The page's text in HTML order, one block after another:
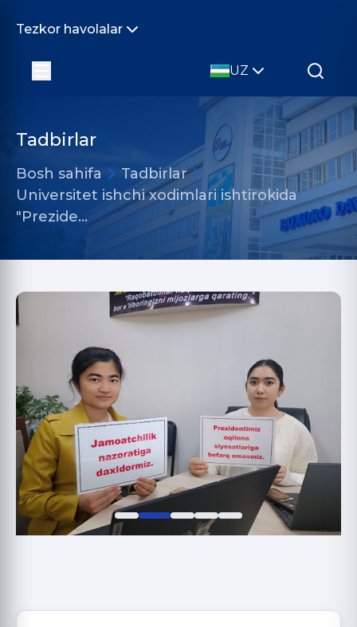
Tezkor havolalar
UZ
Tadbirlar
Bosh sahifa
Tadbirlar
Universitet ishchi xodimlari ishtirokida
"Prezide…